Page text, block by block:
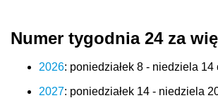
Numer tygodnia 24 za
2026: poniedziałek 8 - niedziela 14
2027: poniedziałek 14 - niedziela